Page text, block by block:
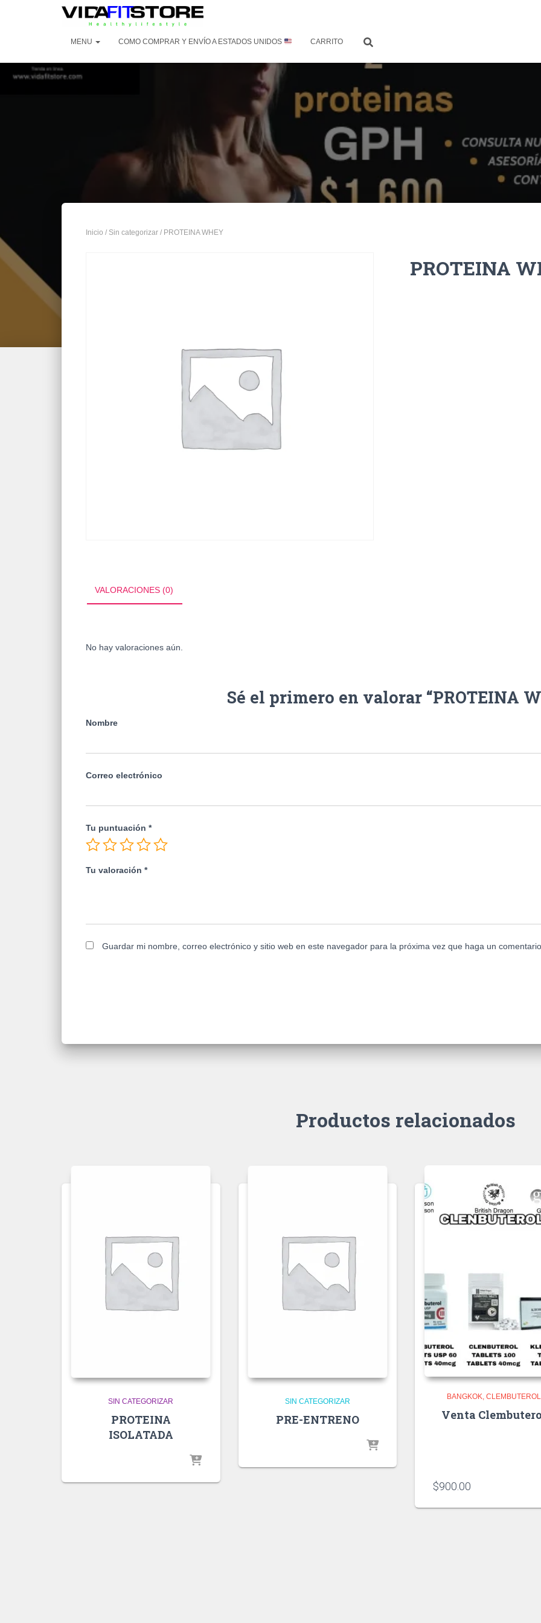
MENU COMO COMPRAR Y ENVÍO A ESTADOS UNIDOS CARRITO
Inicio / Sin categorizar / PROTEINA WHEY
PROTEINA
VALORACIONES (0)
No hay valoraciones aún.
Sé el primero en valorar “PROTEINA
Nombre
Correo electrónico
Tu puntuación *
Tu valoración *
Guardar mi nombre, correo electrónico y sitio web en este navegador para la próxima vez que haga un
Productos relacionados
SIN CATEGORIZAR
PROTEINA
ISOLATADA
SIN CATEGORIZAR
PRE-ENTRENO
BANGKOK CLEMBUTEROL
Venta
$900.00